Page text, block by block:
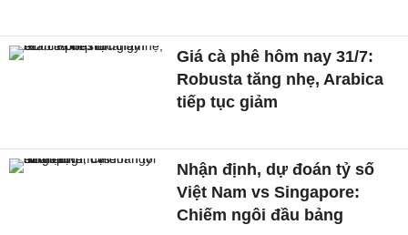
Giá cà phê hôm nay 31/7:
Robusta tăng nhẹ, Arabica
tiếp tục giảm
Nhận định, dự đoán tỷ số
Việt Nam vs Singapore:
Chiếm ngôi đầu bảng